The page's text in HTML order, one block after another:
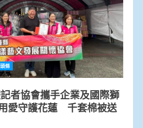
頭條
者協會攜手企業及國際獅
愛守護花蓮 千套棉被送